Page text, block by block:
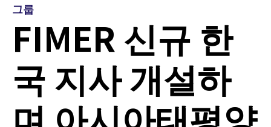
그룹
FIMER 신규 한
국 지사 개설하